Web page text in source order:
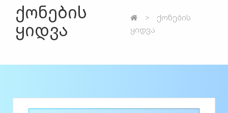
ქონების
ყიდვა
ქონების
ყიდვა